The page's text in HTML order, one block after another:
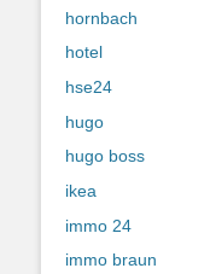
hornbach
hotel
hse24
hugo
hugo boss
ikea
immo 24
immo braun